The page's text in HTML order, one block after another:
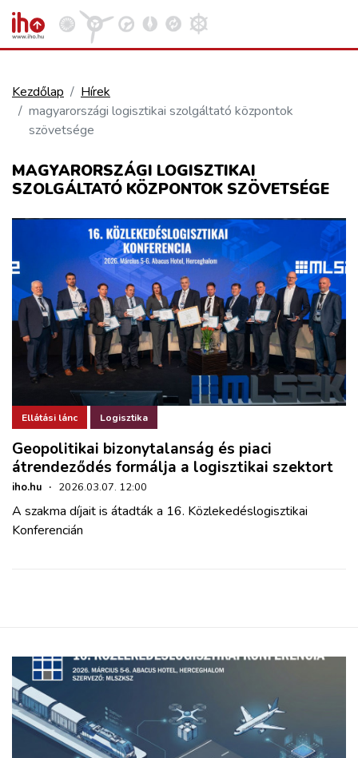
VASÚT
KÖZÚT
REPÜLÉS
KÖZLEKEDÉSFEJLESZTÉS
ELLÁTÁSI LÁNC
ZÖLDÚT
HAJÓZÁS
BLOG
ARCHÍVUM
Kezdőlap
Hírek
magyarországi logisztikai szolgáltató központok
szövetsége
MAGYARORSZÁGI LOGISZTIKAI
SZOLGÁLTATÓ KÖZPONTOK SZÖVETSÉGE
Ellátási lánc Logisztika
Geopolitikai bizonytalanság és piaci
átrendeződés formálja a logisztikai szektort
iho.hu · 2026.03.07. 12:00
A szakma díjait is átadták a 16. Közlekedéslogisztikai
Konferencián